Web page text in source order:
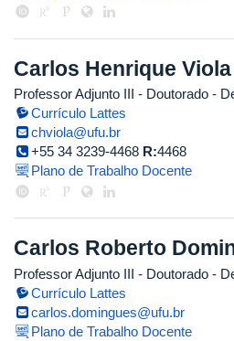
Carlos Henrique Viola
Professor Adjunto III - Doutorado -
Currículo Lattes
chviola@ufu.br
+55 34 3239-4468 R:4468
Plano de Trabalho Docente
Carlos Roberto
Professor Adjunto III - Doutorado -
Currículo Lattes
carlos.domingues@ufu.br
Plano de Trabalho Docente